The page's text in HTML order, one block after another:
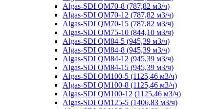
Algas-SDI QM70-8 (787,82 м3/ч)
Algas-SDI QM70-12 (787,82 м3/ч)
Algas-SDI QM70-15 (787,82 м3/ч)
Algas-SDI QM75-10 (844,10 м3/ч)
Algas-SDI QM84-5 (945,39 м3/ч)
Algas-SDI QM84-8 (945,39 м3/ч)
Algas-SDI QM84-12 (945,39 м3/ч)
Algas-SDI QM84-15 (945,39 м3/ч)
Algas-SDI QM100-5 (1125,46 м3/ч)
Algas-SDI QM100-8 (1125,46 м3/ч)
Algas-SDI QM100-12 (1125,46 м3/ч)
Algas-SDI QM125-5 (1406,83 м3/ч)